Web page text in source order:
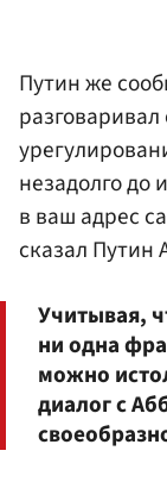
Путин же
незадолго до
в ваш адрес
сказал Путин
Учитывая,
ни одна
можно
диалог с